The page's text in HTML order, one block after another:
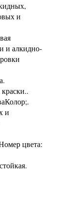
и
и алкидно-
и
цвета: